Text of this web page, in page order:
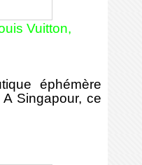
Vuitton,
éphémère
Singapour, ce